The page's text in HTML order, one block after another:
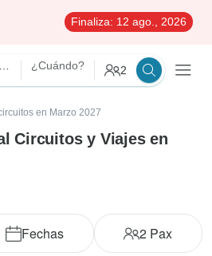
Finaliza: 12 ago., 2026
¿Cuándo? 2
en Marzo 2027
Circuitos y Viajes en
Fechas 2 Pax